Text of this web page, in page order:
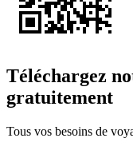
Téléchargez
gratuitement
Tous vos besoins de